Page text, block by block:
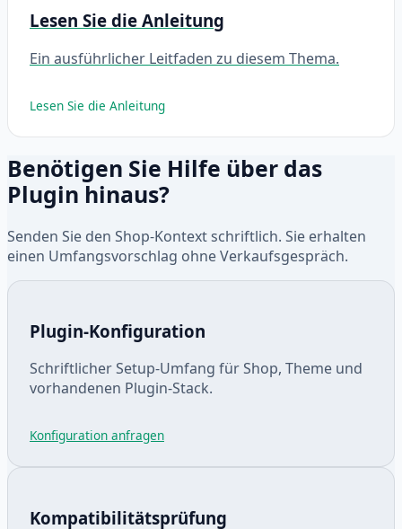
Lesen Sie die Anleitung
Ein ausführlicher Leitfaden zu diesem Thema.
Lesen Sie die Anleitung
Benötigen Sie Hilfe über das
Plugin hinaus?
Senden Sie den Shop-Kontext schriftlich. Sie erhalten
einen Umfangsvorschlag ohne Verkaufsgespräch.
Plugin-Konfiguration
Schriftlicher Setup-Umfang für Shop, Theme und
vorhandenen Plugin-Stack.
Konfiguration anfragen
Kompatibilitätsprüfung